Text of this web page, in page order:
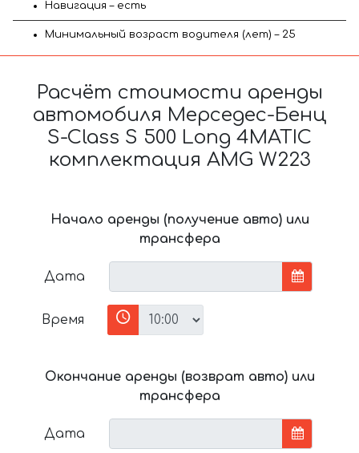
Навигация – есть
Минимальный возраст водителя (лет) – 25
Расчёт стоимости аренды
автомобиля Мерседес-Бенц
S-Class S 500 Long 4MATIC
комплектация AMG W223
Начало аренды (получение авто) или
трансфера
Дата
Время
Окончание аренды (возврат авто) или
трансфера
Дата